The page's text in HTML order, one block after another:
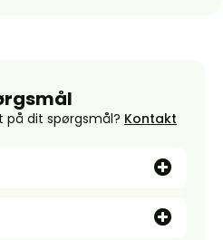
på dit spørgsmål? Kontakt